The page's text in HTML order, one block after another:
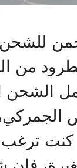
للشحن
الشحن